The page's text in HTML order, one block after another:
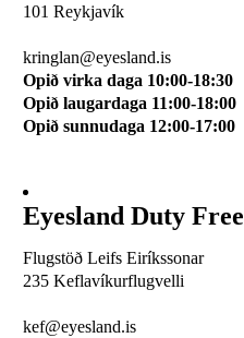
101 Reykjavík
kringlan@eyesland.is
Opið virka daga 10:00-18:30
Opið laugardaga 11:00-18:00
Opið sunnudaga 12:00-17:00
Eyesland Duty Free
Flugstöð Leifs Eiríkssonar
235 Keflavíkurflugvelli
kef@eyesland.is